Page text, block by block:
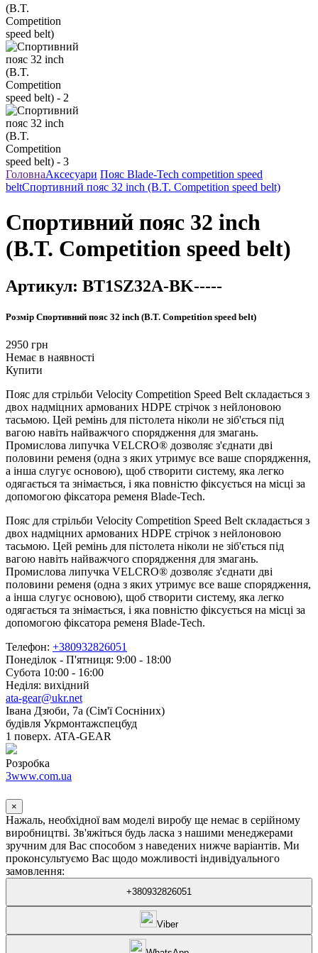
ГоловнаАксесуари Пояс Blade-Tech competition speed
beltСпортивний пояс 32 inch (B.T. Competition speed belt)
Спортивний пояс 32 inch
(B.T. Competition speed belt)
Артикул: BT1SZ32A-BK-----
Розмір Спортивний пояс 32 inch (B.T. Competition speed belt)
2950 грн
Немає в наявності
Купити
Пояс для стрільби Velocity Competition Speed Belt складається з
двох надміцних армованих HDPE стрічок з нейлоновою
тасьмою. Цей ремінь для пістолета ніколи не зіб'ється під
вагою навіть найважчого спорядження для змагань.
Промислова липучка VELCRO® дозволяє з'єднати дві
половини ременя (одна з яких утримує все ваше спорядження,
а інша слугує основою), щоб створити систему, яка легко
одягається та знімається, і яка повністю фіксується на місці за
допомогою фіксатора ременя Blade-Tech.
Пояс для стрільби Velocity Competition Speed Belt складається з
двох надміцних армованих HDPE стрічок з нейлоновою
тасьмою. Цей ремінь для пістолета ніколи не зіб'ється під
вагою навіть найважчого спорядження для змагань.
Промислова липучка VELCRO® дозволяє з'єднати дві
половини ременя (одна з яких утримує все ваше спорядження,
а інша слугує основою), щоб створити систему, яка легко
одягається та знімається, і яка повністю фіксується на місці за
допомогою фіксатора ременя Blade-Tech.
Телефон: +380932826051
Понеділок - П'ятниця: 9:00 - 18:00
Субота 10:00 - 16:00
Неділя: вихідний
ata-gear@ukr.net
Івана Дзюби, 7а (Сім'ї Сосніних)
будівля Укрмонтажспецбуд
1 поверх. ATA-GEAR
Розробка
3www.com.ua
×
Нажаль, необхідної вам моделі виробу ще немає в серійному
виробництві. Зв'яжіться будь ласка з нашими менеджерами
зручним для Вас способом з наведених нижче варіантів. Ми
проконсультуємо Вас щодо можливості індивідуального
замовлення:
+380932826051
Viber